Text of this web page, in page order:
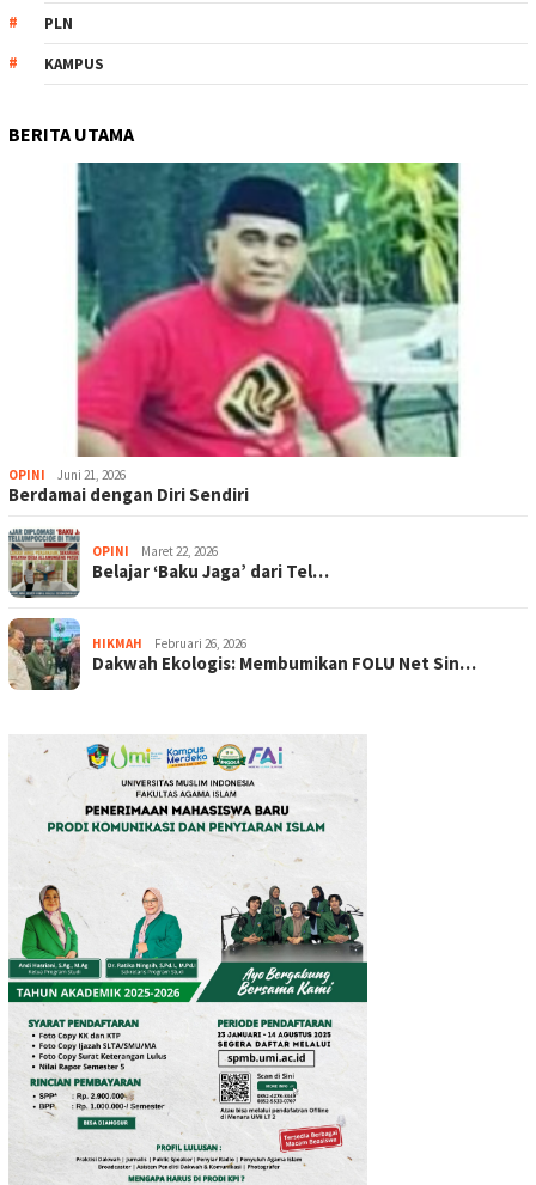
PLN
KAMPUS
BERITA UTAMA
OPINI Juni 21, 2026
Berdamai dengan Diri Sendiri
OPINI Maret 22, 2026
Belajar ‘Baku Jaga’ dari Tel…
HIKMAH Februari 26, 2026
Dakwah Ekologis: Membumikan FOLU Net Sin…